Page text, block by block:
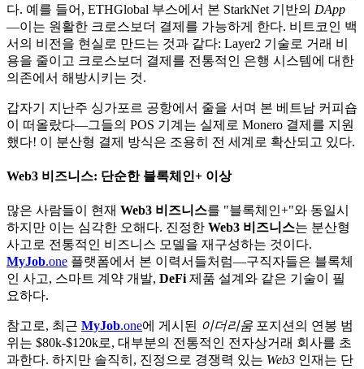
다. 예를 들어, ETHGlobal 부스에서 본 StarkNet 기반의 DApp
—이는 원활한 크로스보더 결제를 가능하게 한다. 비트코인 백
서의 비전을 현실로 만드는 것과 같다: Layer2 기술로 거래 비
용을 줄이고 크로스보더 결제를 전통적인 은행 시스템에 대한
의존에서 해방시키는 것.
갑자기 지난주 싱가포르 공항에서 줄을 서며 본 베트남 커피숍
이 떠올랐다—그들의 POS 기계는 실제로 Monero 결제를 지원
했다! 이 분산형 결제 방식은 조용히 전 세계로 확산되고 있다.
Web3 비즈니스: 단순한 블록체인+ 이상
많은 사람들이 현재 Web3 비즈니스를 "블록체인+"와 동일시
하지만 이는 심각한 오해다. 진정한 Web3 비즈니스는 분산형
사고로 전통적인 비즈니스 모델을 재구성하는 것이다.
MyJob.one 플랫폼에서 본 이력서들처럼—구직자들은 블록체
인 사고, 스마트 계약 개발, DeFi제품 설계와 같은 기술이 필
요하다.
참고로, 최근 MyJob.one에 게시된 이더리움 포지션의 연봉 범
위는 $80k-$120k로, 대부분의 전통적인 전자상거래 회사를 초
과한다. 하지만 솔직히, 진정으로 경쟁력 있는 Web3 인재는 단